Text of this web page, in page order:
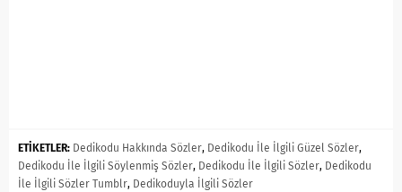
ETİKETLER: Dedikodu Hakkında Sözler, Dedikodu İle İlgili Güzel Sözler,
Dedikodu İle İlgili Söylenmiş Sözler, Dedikodu İle İlgili Sözler, Dedikodu
İle İlgili Sözler Tumblr, Dedikoduyla İlgili Sözler